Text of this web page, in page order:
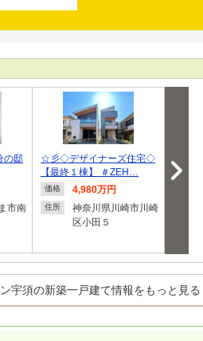
の邸
市南
☆彡◇デザイナーズ住宅◇
【最終１棟】 ＃ZEH…
価格 4,980万円
住所
神奈川県川崎市川崎
区小田５
3棟
宇須の新築一戸建て情報をもっと見る